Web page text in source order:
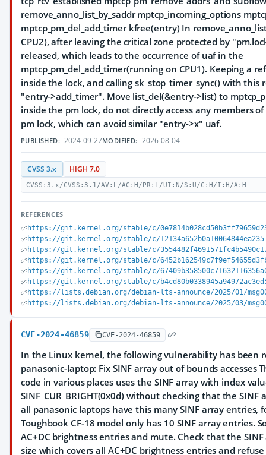
remove_anno_list_by_saddr mptcp_incoming_options
mptcp_pm_del_add_timer kfree(entry) In
CPU2), after leaving the critical zone protected by
released, which leads to the occurrence of uaf in the
mptcp_pm_del_add_timer(running on CPU1). Keeping a
inside the lock, and calling sk_stop_timer_sync() with this
"entry->add_timer". Move list_del(&entry->list) to
inside the pm lock, do not directly access any members
pm lock, which can avoid similar "entry->x" uaf.
PUBLISHED: 2024-09-27MODIFIED: 2026-08-04
CVSS 3.x HIGH 7.0
CVSS:3.x/CVSS:3.1/AV:L/AC:H/PR:L/UI:N/S:U/C:H/I:H/A:H
REFERENCES
https://git.kernel.org/stable/c/
https://git.kernel.org/stable/c/
https://git.kernel.org/stable/c/
https://git.kernel.org/stable/c/
https://git.kernel.org/stable/c/
https://git.kernel.org/stable/c/
https://lists.debian.org/debian-lts-announce/2025/01/
https://lists.debian.org/debian-lts-announce/2025/03/
CVE-2024-46859 CVE-2024-46859
In the Linux kernel, the following vulnerability has been
panasonic-laptop: Fix SINF array out of bounds accesses
code in various places uses the SINF array with index
SINF_CUR_BRIGHT(0x0d) without checking that the SINF
all panasonic laptops have this many SINF array entries,
Toughbook CF-18 model only has 10 SINF array entries.
AC+DC brightness entries and mute. Check that the
size which covers all AC+DC brightness entries and